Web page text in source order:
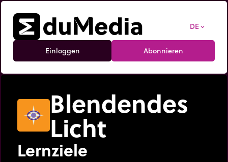
DE expand_more
Einloggen Abonnieren
Blendendes
Licht
Lernziele